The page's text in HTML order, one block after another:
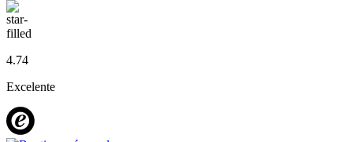
4.74
Excelente